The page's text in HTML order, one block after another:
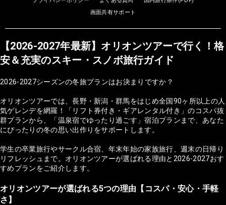
画面共有サポート
【2026-2027年最新】オリオンツアーで行く！格
安＆充実のスキー・スノボ旅行ガイド
2026-2027シーズンの冬旅プランはお決まりですか？
オリオンツアーでは、長野・新潟・群馬をはじめ全国90ヶ所以上の人
気ゲレンデを網羅！「リフト券付き・ギアレンタル付き」のコスパ抜
群プランから、「温泉宿でゆったり過ごす」宿泊プランまで、あなた
にぴったりの冬の思い出作りをサポートします。
学生の卒業旅行やサークル合宿、年末年始の家族旅行、週末の日帰り
リフレッシュまで。オリオンツアーが選ばれる理由と2026-2027おす
すめプランをご紹介します。
オリオンツアーが選ばれる5つの理由【コスパ・安心・手軽
さ】